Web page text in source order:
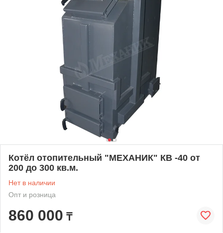
Котёл отопительный "МЕХАНИК" КВ -40 от
200 до 300 кв.м.
Нет в наличии
Опт и розница
860 000 ₸